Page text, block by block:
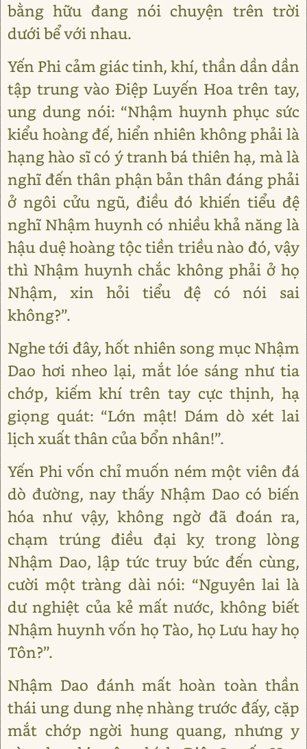
bằng hữu đang nói chuyện trên trời
dưới bể với nhau.
Yến Phi cảm giác tinh, khí, thần dần dần
tập trung vào Điệp Luyến Hoa trên tay,
ung dung nói: “Nhậm huynh phục sức
kiểu hoàng đế, hiển nhiên không phải là
hạng hào sĩ có ý tranh bá thiên hạ, mà là
nghĩ đến thân phận bản thân đáng phải
ở ngôi cửu ngũ, điều đó khiến tiểu đệ
nghĩ Nhậm huynh có nhiều khả năng là
hậu duệ hoàng tộc tiền triều nào đó, vậy
thì Nhậm huynh chắc không phải ở họ
Nhậm, xin hỏi tiểu đệ có nói sai
không?”.
Nghe tới đây, hốt nhiên song mục Nhậm
Dao hơi nheo lại, mắt lóe sáng như tia
chớp, kiếm khí trên tay cực thịnh, hạ
giọng quát: “Lớn mật! Dám dò xét lai
lịch xuất thân của bổn nhân!”.
Yến Phi vốn chỉ muốn ném một viên đá
dò đường, nay thấy Nhậm Dao có biến
hóa như vậy, không ngờ đã đoán ra,
chạm trúng điều đại kỵ trong lòng
Nhậm Dao, lập tức truy bức đến cùng,
cười một tràng dài nói: “Nguyên lai là
dư nghiệt của kẻ mất nước, không biết
Nhậm huynh vốn họ Tào, họ Lưu hay họ
Tôn?”.
Nhậm Dao đánh mất hoàn toàn thần
thái ung dung nhẹ nhàng trước đấy, cặp
mắt chớp ngời hung quang, nhưng y